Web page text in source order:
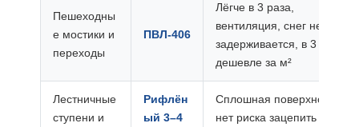
Пешеходны
е мостики и
переходы
ПВЛ-406
Лёгче в 3 раза,
вентиляция, снег не
задерживается, в 3 раза
дешевле за м²
Лестничные
ступени и
Рифлён
ый 3–4
Сплошная поверхность —
нет риска зацепить